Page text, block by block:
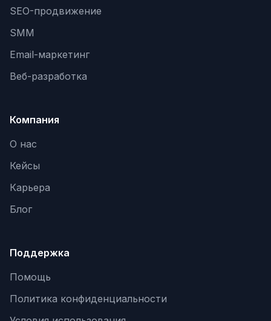
SEO-продвижение
SMM
Email-маркетинг
Веб-разработка
Компания
О нас
Кейсы
Карьера
Блог
Поддержка
Помощь
Политика конфиденциальности